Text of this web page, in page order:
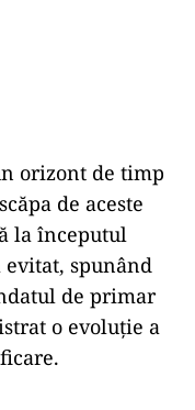
orizont de timp
de aceste
la începutul
evitat, spunând
de primar
o evoluție a